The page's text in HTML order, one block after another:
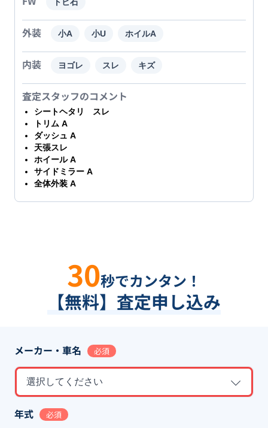
トビ石
外装 小A 小U ホイルA
内装 ヨゴレ スレ キズ
査定スタッフのコメント
シートヘタリ スレ
トリム A
ダッシュ A
天張スレ
ホイール A
サイドミラー A
全体外装 A
30秒でカンタン！
【無料】査定申し込み
メーカー・車名 必須
選択してください
年式 必須